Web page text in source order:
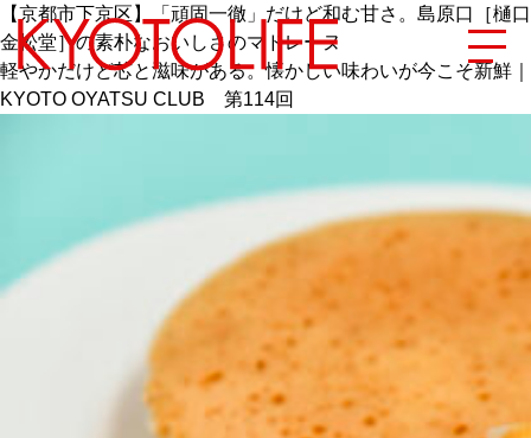
地図から探す
カテゴリーから探す
SPECIAL
NEW OPEN
【京都市下京区】「頑固一徹」だけど和む甘さ。島原口［樋口
金松堂］の素朴なおいしさのマドレーヌ
軽やかだけど芯と滋味がある。懐かしい味わいが今こそ新鮮｜
KYOTO OYATSU CLUB 第114回